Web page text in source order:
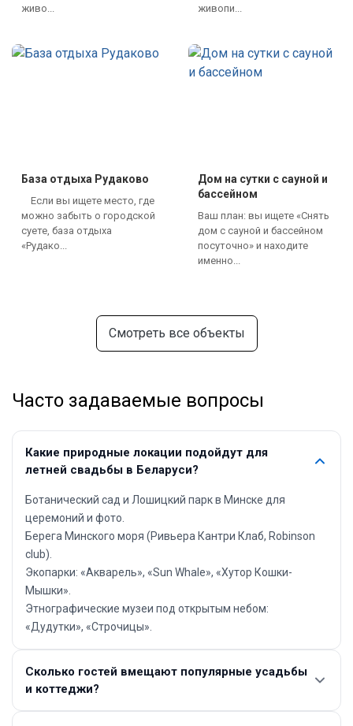
живо...
живопи...
База отдыха Рудаково
Если вы ищете место, где
можно забыть о городской
суете, база отдыха
«Рудако...
Дом на сутки с сауной и
бассейном
Ваш план: вы ищете «Снять
дом с сауной и бассейном
посуточно» и находите
именно...
Смотреть все объекты
Часто задаваемые вопросы
Какие природные локации подойдут для
летней свадьбы в Беларуси?
Ботанический сад и Лошицкий парк в Минске для
церемоний и фото.
Берега Минского моря (Ривьера Кантри Клаб, Robinson
club).
Экопарки: «Акварель», «Sun Whale», «Хутор Кошки-
Мышки».
Этнографические музеи под открытым небом:
«Дудутки», «Строчицы».
Сколько гостей вмещают популярные усадьбы
и коттеджи?